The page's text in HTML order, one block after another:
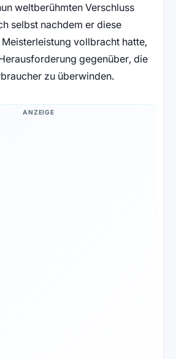
weltberühmten Verschluss
selbst nachdem er diese
vollbracht hatte,
gegenüber, die
zu überwinden.
ANZEIGE